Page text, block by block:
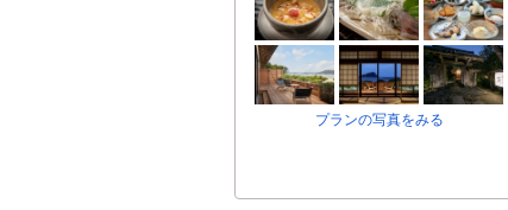
プランの写真をみる